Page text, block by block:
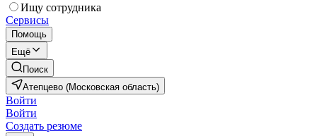
Ищу сотрудника
Сервисы
Помощь
Ещё
Поиск
Атепцево (Московская область)
Войти
Войти
Создать резюме